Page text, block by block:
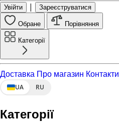
Увійти | Зареєструватися
Обране Порівняння
Категорії
Доставка Про магазин Контакти
UA RU
Категорії